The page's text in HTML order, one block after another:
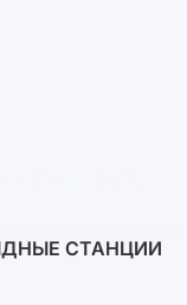
Однофазные